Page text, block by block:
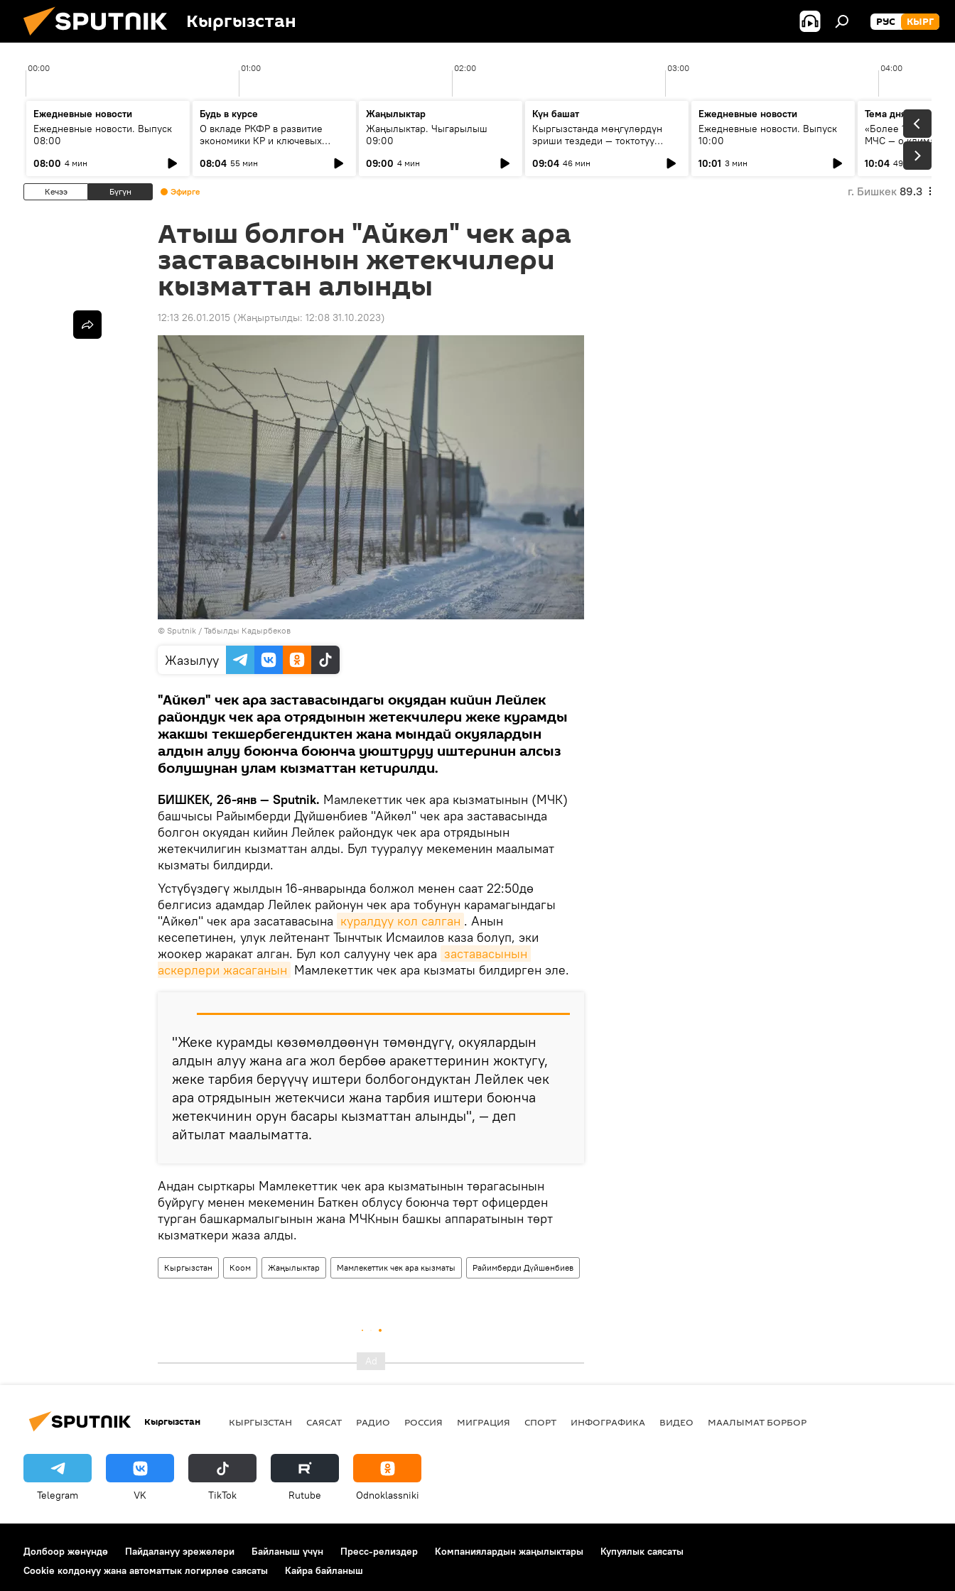
Кыргызстан РУС КЫРГ
00:00 01:00 02:00 03:00 04:00
Ежедневные новости
Ежедневные новости. Выпуск
08:00
08:00 4 мин
Будь в курсе
О вкладе РКФР в развитие
экономики КР и ключевых
08:04 55 мин
Жаңылыктар
Жаңылыктар. Чыгарылыш
09:00
09:00 4 мин
Күн башат
Кыргызстанда мөңгүлөрдүн
эриши тездеди — токтотуу
09:04 46 мин
Ежедневные новости
Ежедневные новости. Выпуск
10:00
10:01 3 мин
Тема дня
«Более 1200 сёл в
МЧС — о климате,
системе
населения
10:04 49 мин
Кечээ Бүгүн Эфирге г. Бишкек 89.3
Атыш болгон "Айкөл" чек ара
заставасынын жетекчилери
кызматтан алынды
12:13 26.01.2015 (Жаңыртылды: 12:08 31.10.2023)
© Sputnik / Табылды Кадырбеков
Жазылуу
"Айкөл" чек ара заставасындагы окуядан кийин Лейлек
райондук чек ара отрядынын жетекчилери жеке курамды
жакшы текшербегендиктен жана мындай окуялардын
алдын алуу боюнча боюнча уюштуруу иштеринин алсыз
болушунан улам кызматтан кетирилди.
БИШКЕК, 26-янв — Sputnik. Мамлекеттик чек ара кызматынын (МЧК)
башчысы Райымберди Дүйшөнбиев "Айкөл" чек ара заставасында
болгон окуядан кийин Лейлек райондук чек ара отрядынын
жетекчилигин кызматтан алды. Бул тууралуу мекеменин маалымат
кызматы билдирди.
Үстүбүздөгү жылдын 16-январында болжол менен саат 22:50дө
белгисиз адамдар Лейлек районун чек ара тобунун карамагындагы
"Айкөл" чек ара засатавасына куралдуу кол салган . Анын
кесепетинен, улук лейтенант Тынчтык Исмаилов каза болуп, эки
жоокер жаракат алган. Бул кол салууну чек ара заставасынын
аскерлери жасаганын Мамлекеттик чек ара кызматы билдирген эле.
"Жеке курамды көзөмөлдөөнүн төмөндүгү, окуялардын
алдын алуу жана ага жол бербөө аракеттеринин жоктугу,
жеке тарбия берүүчү иштери болбогондуктан Лейлек чек
ара отрядынын жетекчиси жана тарбия иштери боюнча
жетекчинин орун басары кызматтан алынды", — деп
айтылат маалыматта.
Андан сырткары Мамлекеттик чек ара кызматынын төрагасынын
буйругу менен мекеменин Баткен облусу боюнча төрт офицерден
турган башкармалыгынын жана МЧКнын башкы аппаратынын төрт
кызматкери жаза алды.
Кыргызстан Коом Жаңылыктар Мамлекеттик чек ара кызматы Райимберди Дүйшөнбиев
Кыргызстан КЫРГЫЗСТАН САЯСАТ РАДИО РОССИЯ МИГРАЦИЯ СПОРТ ИНФОГРАФИКА ВИДЕО МААЛЫМАТ БОРБОР
Telegram VK ТikТоk Rutube Odnoklassniki
Долбоор жөнүндө Пайдалануу эрежелери Байланыш үчүн Пресс-релиздер Компаниялардын жаңылыктары
Купуялык саясаты
Cookie колдонуу жана автоматтык логирлөө саясаты
Кайра байланыш